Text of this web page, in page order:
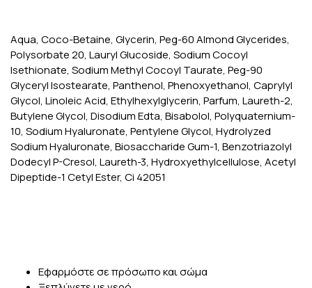
Aqua, Coco-Betaine, Glycerin, Peg-60 Almond Glycerides,
Polysorbate 20, Lauryl Glucoside, Sodium Cocoyl
Isethionate, Sodium Methyl Cocoyl Taurate, Peg-90
Glyceryl Isostearate, Panthenol, Phenoxyethanol, Caprylyl
Glycol, Linoleic Acid, Ethylhexylglycerin, Parfum, Laureth-2,
Butylene Glycol, Disodium Edta, Bisabolol, Polyquaternium-
10, Sodium Hyaluronate, Pentylene Glycol, Hydrolyzed
Sodium Hyaluronate, Biosaccharide Gum-1, Benzotriazolyl
Dodecyl P-Cresol, Laureth-3, Hydroxyethylcellulose, Acetyl
Dipeptide-1 Cetyl Ester, Ci 42051
Εφαρμόστε σε πρόσωπο και σώμα